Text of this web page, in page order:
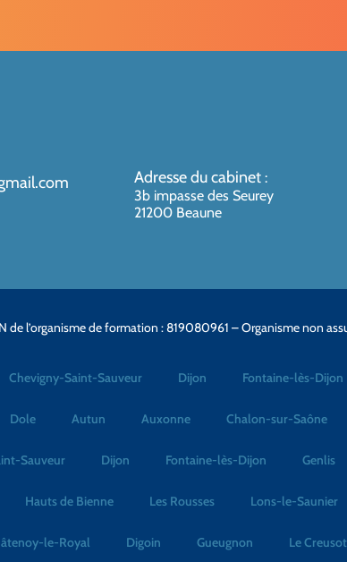
Adresse du cabinet:
3b impasse des Seurey
21200 Beaune
de l’organisme de formation : 819080961 – Organisme non
Chevigny-Saint-Sauveur Dijon Fontaine-lès-Dijon
Dole Autun Auxonne Chalon-sur-Saône
Sauveur Dijon Fontaine-lès-Dijon Genlis
Hauts de Bienne Les Rousses Lons-le-Saunier
le-Royal Digoin Gueugnon Le Creusot